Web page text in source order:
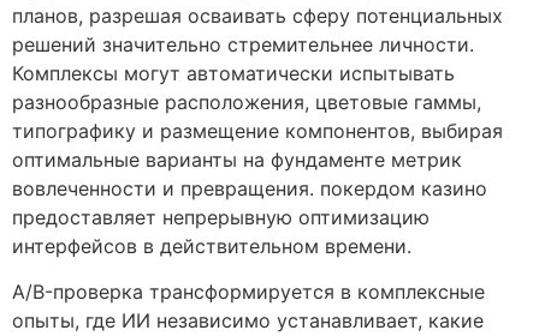
планов, разрешая осваивать сферу потенциальных
решений значительно стремительнее личности.
Комплексы могут автоматически испытывать
разнообразные расположения, цветовые гаммы,
типографику и размещение компонентов, выбирая
оптимальные варианты на фундаменте метрик
вовлеченности и превращения. покердом казино
предоставляет непрерывную оптимизацию
интерфейсов в действительном времени.
A/B-проверка трансформируется в комплексные
опыты, где ИИ независимо устанавливает, какие